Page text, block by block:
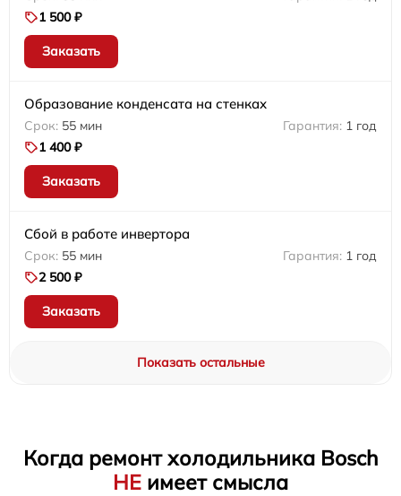
1 500 ₽
Заказать
Образование конденсата на стенках
55 мин
1 год
1 400 ₽
Заказать
Сбой в работе инвертора
55 мин
1 год
2 500 ₽
Заказать
Показать остальные
Когда ремонт холодильника Bosch
НЕ имеет смысла